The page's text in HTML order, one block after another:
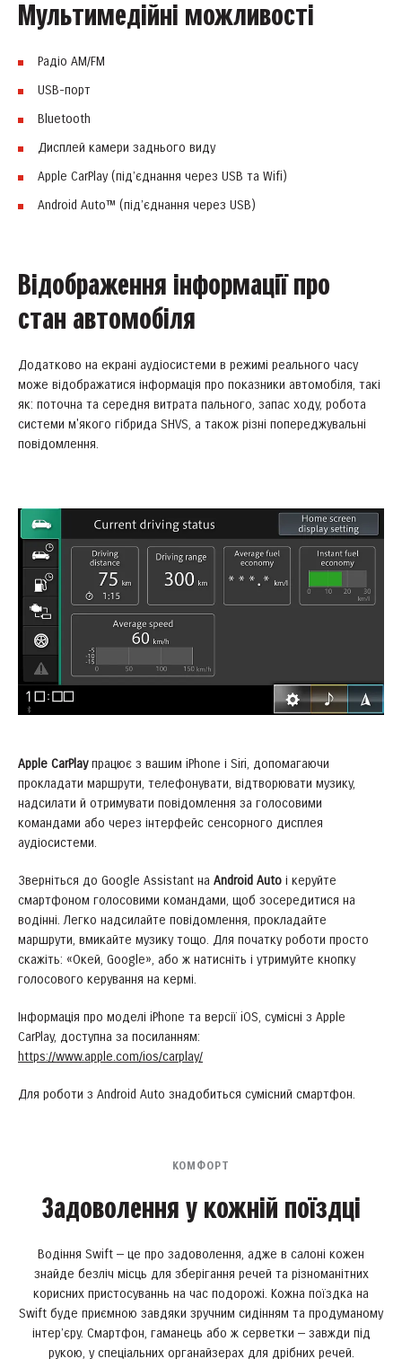
Мультимедійні можливості
Радіо AM/FM
USB-порт
Bluetooth
Дисплей камери заднього виду
Apple CarPlay (під’єднання через USB та Wifi)
Android Auto™ (під’єднання через USB)
Відображення інформації про
стан автомобіля
Додатково на екрані аудіосистеми в режимі реального часу
може відображатися інформація про показники автомобіля, такі
як: поточна та середня витрата пального, запас ходу, робота
системи м'якого гібрида SHVS, а також різні попереджувальні
повідомлення.
Apple CarPlayпрацює з вашим iPhone і Siri, допомагаючи
прокладати маршрути, телефонувати, відтворювати музику,
надсилати й отримувати повідомлення за голосовими
командами або через інтерфейс сенсорного дисплея
аудіосистеми.
Зверніться до Google Assistant на Android Auto і керуйте
смартфоном голосовими командами, щоб зосередитися на
водінні. Легко надсилайте повідомлення, прокладайте
маршрути, вмикайте музику тощо. Для початку роботи просто
скажіть: «Окей, Google», або ж натисніть і утримуйте кнопку
голосового керування на кермі.
Інформація про моделі iPhone та версії iOS, сумісні з Apple
CarPlay, доступна за посиланням:
https://www.apple.com/ios/carplay/
Для роботи з Android Auto знадобиться сумісний смартфон.
КОМФОРТ
Задоволення у кожній поїздці
Водіння Swift — це про задоволення, адже в салоні кожен
знайде безліч місць для зберігання речей та різноманітних
корисних пристосуваннь на час подорожі. Кожна поїздка на
Swift буде приємною завдяки зручним сидінням та продуманому
інтер’єру. Смартфон, гаманець або ж серветки — завжди під
рукою, у спеціальних органайзерах для дрібних речей.